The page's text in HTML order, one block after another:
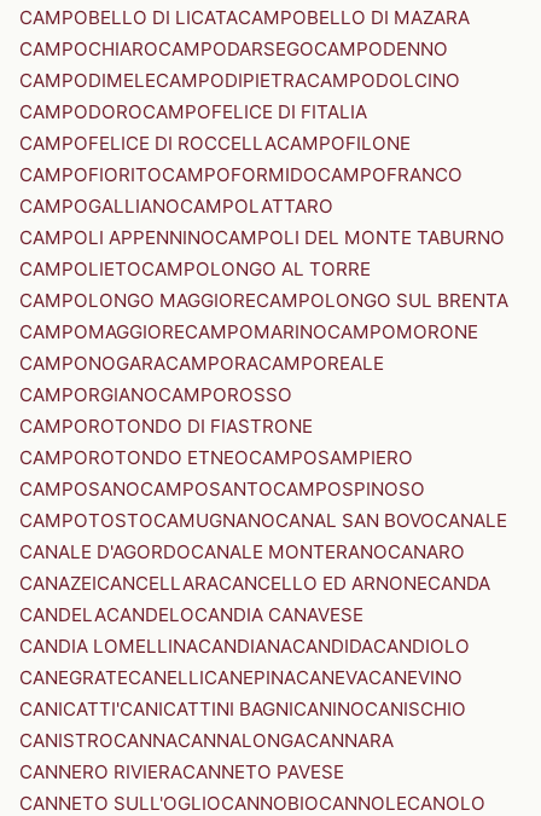
CAMPOBELLO DI LICATACAMPOBELLO DI MAZARA
CAMPOCHIAROCAMPODARSEGOCAMPODENNO
CAMPODIMELECAMPODIPIETRACAMPODOLCINO
CAMPODOROCAMPOFELICE DI FITALIA
CAMPOFELICE DI ROCCELLACAMPOFILONE
CAMPOFIORITOCAMPOFORMIDOCAMPOFRANCO
CAMPOGALLIANOCAMPOLATTARO
CAMPOLI APPENNINOCAMPOLI DEL MONTE TABURNO
CAMPOLIETOCAMPOLONGO AL TORRE
CAMPOLONGO MAGGIORECAMPOLONGO SUL BRENTA
CAMPOMAGGIORECAMPOMARINOCAMPOMORONE
CAMPONOGARACAMPORACAMPOREALE
CAMPORGIANOCAMPOROSSO
CAMPOROTONDO DI FIASTRONE
CAMPOROTONDO ETNEOCAMPOSAMPIERO
CAMPOSANOCAMPOSANTOCAMPOSPINOSO
CAMPOTOSTOCAMUGNANOCANAL SAN BOVOCANALE
CANALE D'AGORDOCANALE MONTERANOCANARO
CANAZEICANCELLARACANCELLO ED ARNONECANDA
CANDELACANDELOCANDIA CANAVESE
CANDIA LOMELLINACANDIANACANDIDACANDIOLO
CANEGRATECANELLICANEPINACANEVACANEVINO
CANICATTI'CANICATTINI BAGNICANINOCANISCHIO
CANISTROCANNACANNALONGACANNARA
CANNERO RIVIERACANNETO PAVESE
CANNETO SULL'OGLIOCANNOBIOCANNOLECANOLO